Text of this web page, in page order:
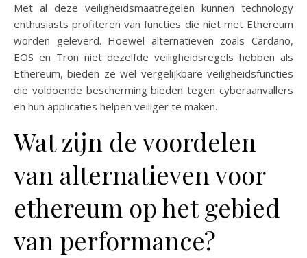
Met al deze veiligheidsmaatregelen kunnen technology
enthusiasts profiteren van functies die niet met Ethereum
worden geleverd. Hoewel alternatieven zoals Cardano,
EOS en Tron niet dezelfde veiligheidsregels hebben als
Ethereum, bieden ze wel vergelijkbare veiligheidsfuncties
die voldoende bescherming bieden tegen cyberaanvallers
en hun applicaties helpen veiliger te maken.
Wat zijn de voordelen
van alternatieven voor
ethereum op het gebied
van performance?